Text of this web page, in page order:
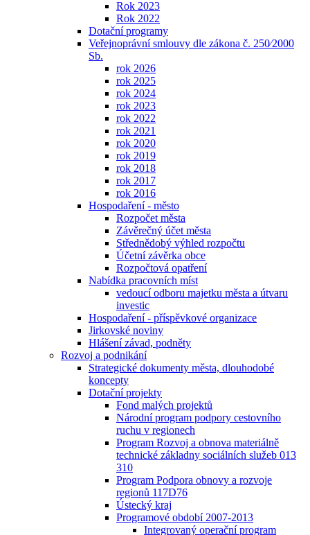
Rok 2023
Rok 2022
Dotační programy
Veřejnoprávní smlouvy dle zákona č. 250⁄2000
Sb.
rok 2026
rok 2025
rok 2024
rok 2023
rok 2022
rok 2021
rok 2020
rok 2019
rok 2018
rok 2017
rok 2016
Hospodaření - město
Rozpočet města
Závěrečný účet města
Střednědobý výhled rozpočtu
Účetní závěrka obce
Rozpočtová opatření
Nabídka pracovních míst
vedoucí odboru majetku města a útvaru
investic
Hospodaření - příspěvkové organizace
Jirkovské noviny
Hlášení závad, podněty
Rozvoj a podnikání
Strategické dokumenty města, dlouhodobé
koncepty
Dotační projekty
Fond malých projektů
Národní program podpory cestovního
ruchu v regionech
Program Rozvoj a obnova materiálně
technické základny sociálních služeb 013
310
Program Podpora obnovy a rozvoje
regionů 117D76
Ústecký kraj
Programové období 2007-2013
Integrovaný operační program